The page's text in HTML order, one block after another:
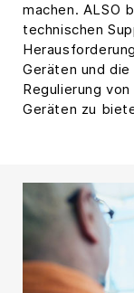
machen. ALSO
technischen
Geräten und
Regulierung
Geräten zu